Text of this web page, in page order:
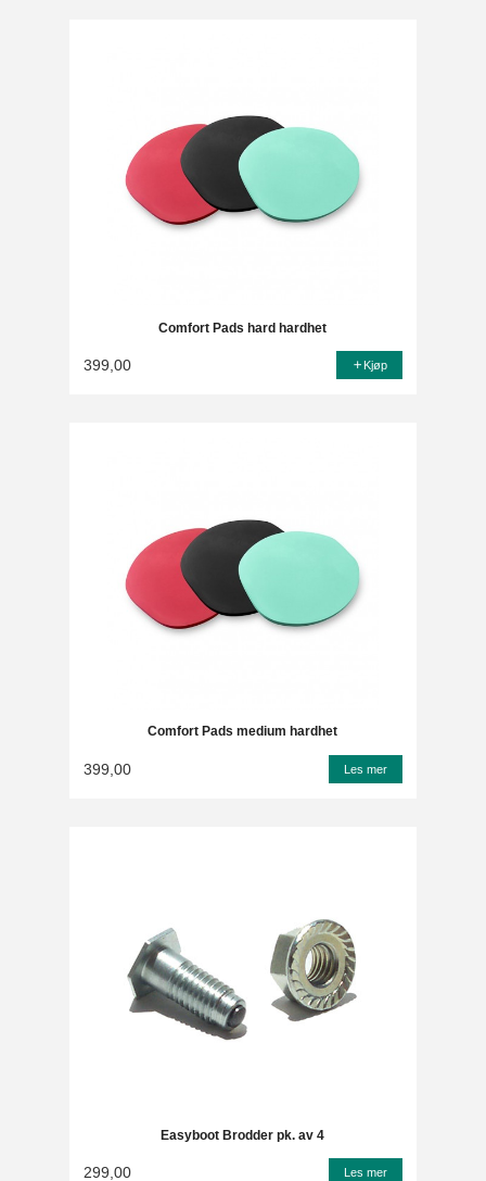
Comfort Pads hard hardhet
399,00 Kjøp
Comfort Pads medium hardhet
399,00 Les mer
Easyboot Brodder pk. av 4
299,00 Les mer